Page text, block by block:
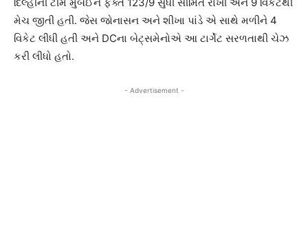
દિલ્હીની ટીમે મુંબઈને ફક્ત 123/9 સુધી સીમિત રાખી અને 9 વિકેટથી
મેચ જીતી હતી. જેસ જોનાસન અને શીખા પાંડે એ સાથે મળીને 4
વિકેટ લીધી હતી અને DCના બેટ્સમેનોએ આ ટાર્ગેટ સરળતાથી ચેઝ
કરી લીધો હતો.
- Advertisement -